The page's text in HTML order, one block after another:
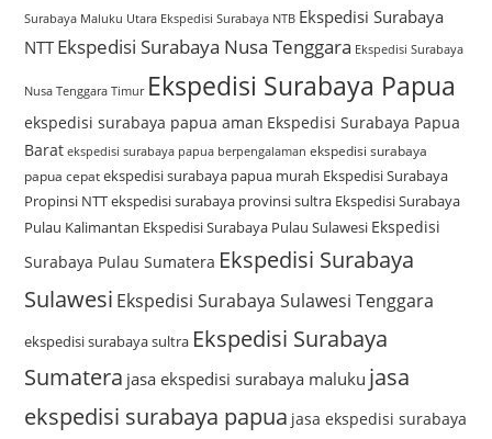
Surabaya Maluku Utara Ekspedisi Surabaya NTB Ekspedisi Surabaya
NTTEkspedisi Surabaya Nusa Tenggara Ekspedisi Surabaya
Nusa Tenggara Timur Ekspedisi Surabaya Papua
ekspedisi surabaya papua aman Ekspedisi Surabaya Papua
Barat ekspedisi surabaya papua berpengalaman ekspedisi surabaya
papua cepat ekspedisi surabaya papua murah Ekspedisi Surabaya
Propinsi NTTekspedisi surabaya provinsi sultra Ekspedisi Surabaya
Pulau Kalimantan Ekspedisi Surabaya Pulau Sulawesi Ekspedisi
Surabaya Pulau Sumatera Ekspedisi Surabaya
Sulawesi Ekspedisi Surabaya Sulawesi Tenggara
ekspedisi surabaya sultra Ekspedisi Surabaya
Sumatera jasa ekspedisi surabaya maluku jasa
ekspedisi surabaya papua jasa ekspedisi surabaya